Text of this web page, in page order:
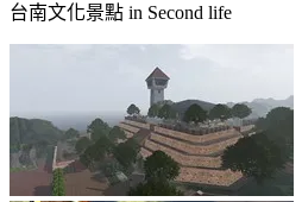
台南文化景點 in Second life